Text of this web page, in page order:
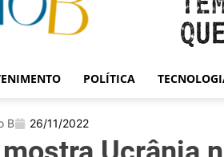
POLÍTICA
B 26/11/2022